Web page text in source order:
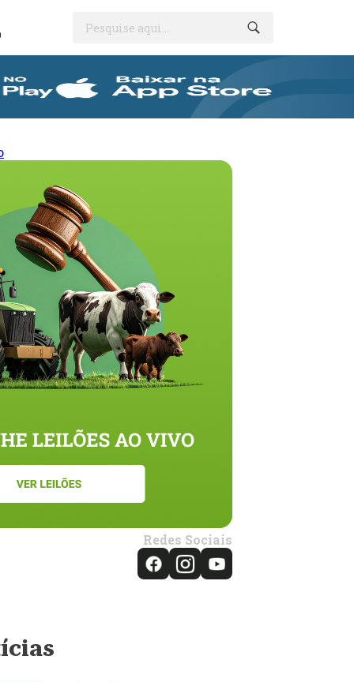
Pesquise aqui...
Redes Sociais